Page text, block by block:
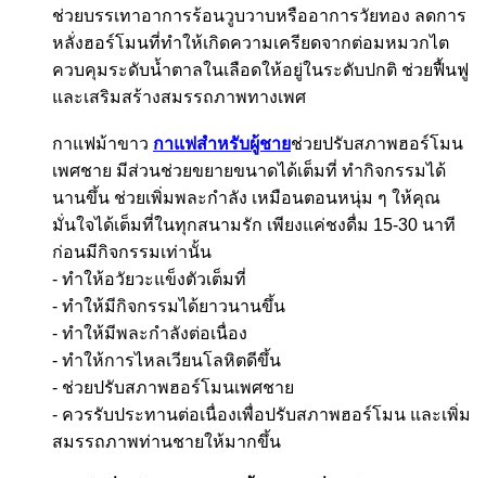
ช่วยบรรเทาอาการร้อนวูบวาบหรืออาการวัยทอง ลดการ
หลั่งฮอร์โมนที่ทำให้เกิดความเครียดจากต่อมหมวกไต
ควบคุมระดับน้ำตาลในเลือดให้อยู่ในระดับปกติ ช่วยฟื้นฟู
และเสริมสร้างสมรรถภาพทางเพศ
กาแฟม้าขาว กาแฟสำหรับผู้ชายช่วยปรับสภาพฮอร์โมน
เพศชาย มีส่วนช่วยขยายขนาดได้เต็มที่ ทำกิจกรรมได้
นานขึ้น ช่วยเพิ่มพละกำลัง เหมือนตอนหนุ่ม ๆ ให้คุณ
มั่นใจได้เต็มที่ในทุกสนามรัก เพียงแค่ชงดื่ม 15-30 นาที
ก่อนมีกิจกรรมเท่านั้น
- ทำให้อวัยวะแข็งตัวเต็มที่
- ทำให้มีกิจกรรมได้ยาวนานขึ้น
- ทำให้มีพละกำลังต่อเนื่อง
- ทำให้การไหลเวียนโลหิตดีขึ้น
- ช่วยปรับสภาพฮอร์โมนเพศชาย
- ควรรับประทานต่อเนื่องเพื่อปรับสภาพฮอร์โมน และเพิ่ม
สมรรถภาพท่านชายให้มากขึ้น